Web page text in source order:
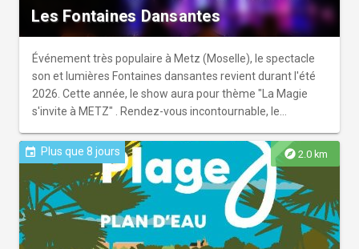
Les Fontaines Dansantes
Événement très populaire à Metz (Moselle), le spectacle
son et lumières Fontaines dansantes revient durant l'été
2026. Cette année, le show aura pour thème "La Magie
s'invite à METZ" . Rendez-vous incontournable, le
à l'entrée du plan d'eau, au Lac aux Cygnes. À l'instar de
l'année précédente, le public pourra admirer le spectacle
durant plus de vingt minutes. Plusieurs centaines de jets
d'eau animés et colorés se déploient jusqu'à 14 mètres de
haut tout en se mélangeant à des projections vidéos. Le
tout sur fond musical.
explore 2.0 km
event Plus que 8 jours